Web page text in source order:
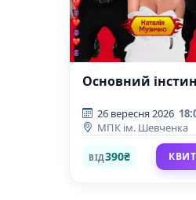
Основний
26 вересня 2026
МПК ім. Шевченка
ВІД390₴